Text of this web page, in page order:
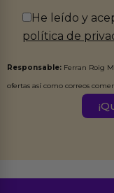
He leído y
política de
Responsable: Ferran Roig
ofertas así como correos